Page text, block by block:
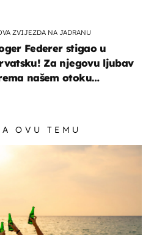
ZVIJEZDA NA JADRANU
Federer stigao u
Za njegovu ljubav
našem otoku
OVU TEMU